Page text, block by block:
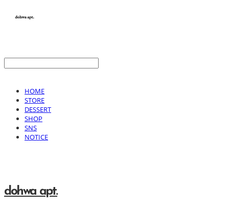
HOME
STORE
DESSERT
SHOP
SNS
NOTICE
dohwa apt.